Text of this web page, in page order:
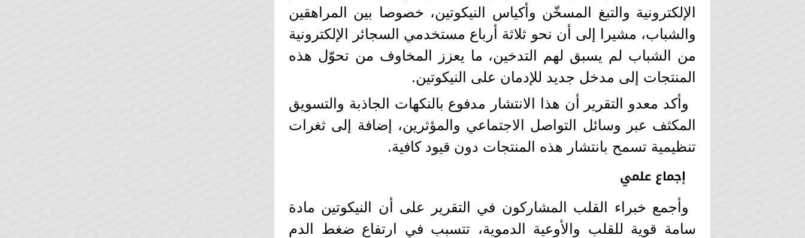
الإلكترونية والتبغ المسخّن وأكياس النيكوتين، خصوصا بين المراهقين
والشباب، مشيرا إلى أن نحو ثلاثة أرباع مستخدمي السجائر الإلكترونية
من الشباب لم يسبق لهم التدخين، ما يعزز المخاوف من تحوّل هذه
المنتجات إلى مدخل جديد للإدمان على النيكوتين.
وأكد معدو التقرير أن هذا الانتشار مدفوع بالنكهات الجاذبة والتسويق
المكثف عبر وسائل التواصل الاجتماعي والمؤثرين، إضافة إلى ثغرات
تنظيمية تسمح بانتشار هذه المنتجات دون قيود كافية.
إجماع علمي
وأجمع خبراء القلب المشاركون في التقرير على أن النيكوتين مادة
سامة قوية للقلب والأوعية الدموية، تتسبب في ارتفاع ضغط الدم